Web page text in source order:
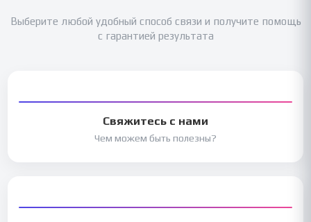
Выберите любой удобный способ связи и получите помощь
с гарантией результата
Свяжитесь с нами
Чем можем быть полезны?